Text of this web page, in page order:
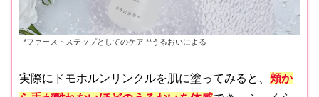
*ファーストステップとしてのケア **うるおいによる
実際にドモホルンリンクルを肌に塗ってみると、 頬か